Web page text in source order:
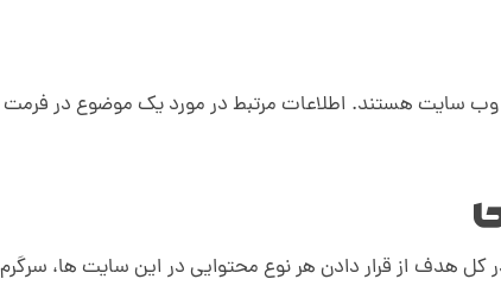
سایت هستند. اطلاعات مرتبط در مورد یک موضوع در
کل هدف از قرار دادن هر نوع محتوایی در این سایت ها،